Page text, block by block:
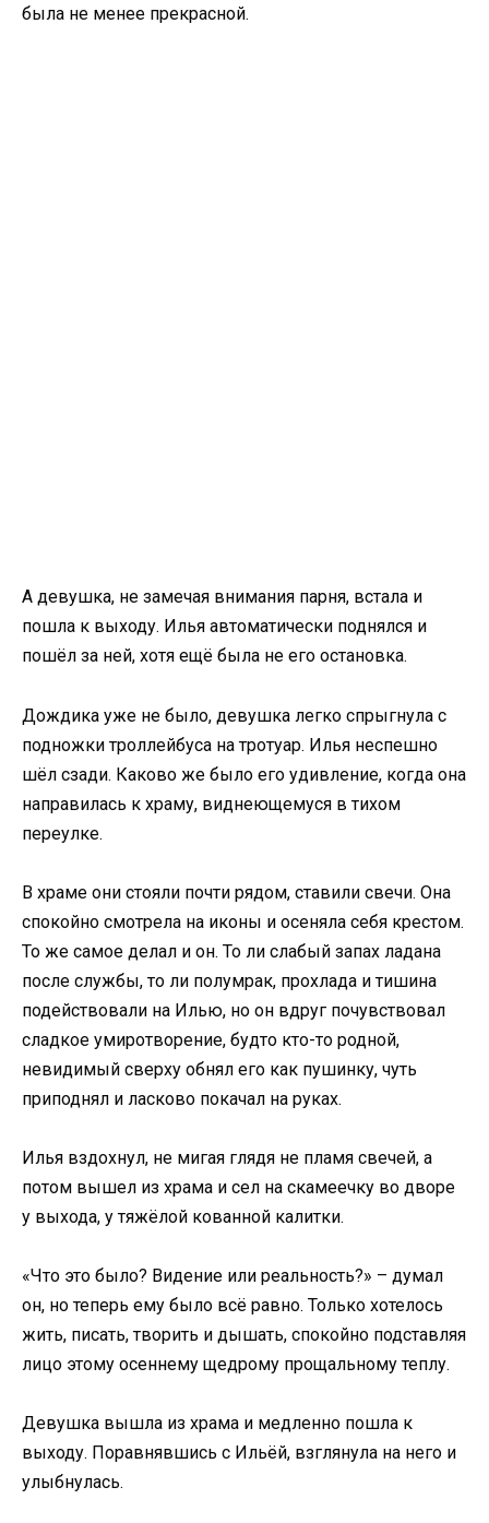
была не менее прекрасной.
А девушка, не замечая внимания парня, встала и
пошла к выходу. Илья автоматически поднялся и
пошёл за ней, хотя ещё была не его остановка.
Дождика уже не было, девушка легко спрыгнула с
подножки троллейбуса на тротуар. Илья неспешно
шёл сзади. Каково же было его удивление, когда она
направилась к храму, виднеющемуся в тихом
переулке.
В храме они стояли почти рядом, ставили свечи. Она
спокойно смотрела на иконы и осеняла себя крестом.
То же самое делал и он. То ли слабый запах ладана
после службы, то ли полумрак, прохлада и тишина
подействовали на Илью, но он вдруг почувствовал
сладкое умиротворение, будто кто-то родной,
невидимый сверху обнял его как пушинку, чуть
приподнял и ласково покачал на руках.
Илья вздохнул, не мигая глядя не пламя свечей, а
потом вышел из храма и сел на скамеечку во дворе
у выхода, у тяжёлой кованной калитки.
«Что это было? Видение или реальность?» – думал
он, но теперь ему было всё равно. Только хотелось
жить, писать, творить и дышать, спокойно подставляя
лицо этому осеннему щедрому прощальному теплу.
Девушка вышла из храма и медленно пошла к
выходу. Поравнявшись с Ильёй, взглянула на него и
улыбнулась.